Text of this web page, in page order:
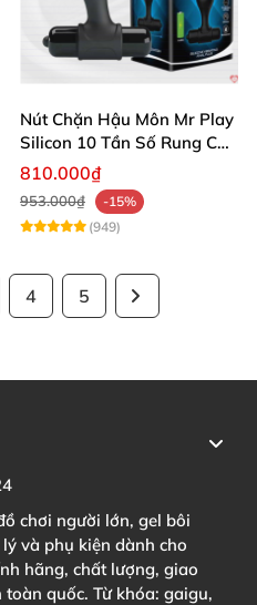
Nút Chặn Hậu Môn Mr Play
Silicon 10 Tần Số Rung Cao
Cấp
810.000₫
953.000₫
-15%
(949)
4 5
chơi người lớn, gel bôi
và phụ kiện dành cho
hãng, chất lượng, giao
quốc. Từ khóa: gaigu,